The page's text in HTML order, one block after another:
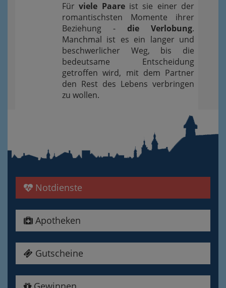
Fürviele Paareist sie einer der
romantischsten Momente ihrer
Beziehung - die Verlobung.
Manchmal ist es ein langer und
beschwerlicher Weg, bis die
bedeutsame Entscheidung
getroffen wird, mit dem Partner
den Rest des Lebens verbringen
zu wollen.
Notdienste
Apotheken
Gutscheine